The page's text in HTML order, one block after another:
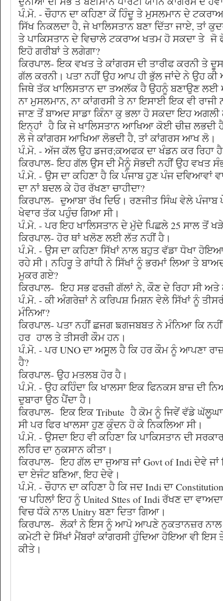
ਪੰ.ਮੋ. - ਚੌਹਾਨ ਦਾ ਕਹਿਣਾ ਕੇਂ ਹਿੰਦੂ ਤੇ ਮੁਸਲਮਾਨ ਦੇ
ਸਿੱਖ ਨਿਕਲਦਾ ਹੈ, ਜੇ ਖਾਲਿਸਤਾਨ ਬਣਾ ਦਿੱਤਾ ਜਾਏ, ਤਾਂ
ਤੇ ਪਾਕਿਸਤਾਨ ਦੇ ਵਿਚਾਲੇ ਟਕਰਾਅ ਖਤਮ ਹੋ ਸਕਦਾ ਤੇ ਜੋ
ਇਹੋ ਗਰੀਬਾਂ ਤੇ ਲਗੇਗਾ?
ਕਿਰਪਾਲ- ਇਕ ਵਖਤ ਤੇ ਕਾਂਗਰਸ ਦੀ ਤਾਰੀਫ ਕਰਨੀ ਤੇ
ਗੱਲ ਕਰਨੀ। ਪਤਾ ਨਹੀਂ ਉਹ ਆਪ ਹੀ ਭੁੱਲ ਜਾਂਦੇ ਨੇ ਉਹ
ਜਿਥੇ ਤੱਕ ਖਾਲਿਸਤਾਨ ਦਾ ਤਅਲੱਕ ਹੈ ਉਹਨੂੰ ਬਣਾਉਣ ਲਈ
ਨਾ ਮੁਸਲਮਾਨ, ਨਾ ਕਾਂਗਰਸੀ ਤੇ ਨਾ ਇਸਾਈ ਇਕ ਵੀ ਰਾਜੀ
ਜਾਣ ਤੋਂ ਬਾਅਦ ਸਾਡਾ ਕਿੰਨਾ ਕੁ ਭਲਾ ਹੋ ਸਕਦਾ ਇਹ
ਇਨ੍ਹਾਂ ਹੈ ਕਿ ਜੇ ਖਾਲਿਸਤਾਨ ਆਖਿਆ ਕੋਈ ਚੀਜ਼ ਲਭਦੀ
ਲੋ ਜੇ ਕਾਂਗਰਸ ਆਖਿਆ ਲੋਭਦੀ ਹੈ, ਤਾਂ ਕਾਂਗਰਸ ਆਖ ਲੋ।
ਪੰ.ਮੋ. - ਅੱਜ ਕੱਲ ਉਹ ਡਜਰ;ਕਅਫਕ ਦਾ ਖੰਡਨ ਕਰ ਰਿਹਾ
ਕਿਰਪਾਲ- ਇਹ ਗੱਲ ਉਸ ਦੀ ਮੈਨੂੰ ਸੋਭਦੀ ਨਹੀਂ ਉਹ ਵਖਤ
ਪੰ.ਮੋ. - ਉਸ ਦਾ ਕਹਿਣਾ ਹੈ ਕਿ ਪੰਜਾਬ ਹੁਣ ਪੰਜ ਦਵਿਆਵਾਂ
ਦਾ ਨਾਂ ਬਦਲ ਕੇ ਹੋਰ ਰੱਖਣਾ ਚਾਹੀਦਾ?
ਕਿਰਪਾਲ- ਦੁਆਬਾ ਰੱਖ ਦਿਓ। ਰਣਜੀਤ ਸਿੰਘ ਵੇਲੇ ਪੰਜਾਬ
ਖੇਵਾਰ ਤੱਕ ਪਹੁੰਚ ਗਿਆ ਸੀ।
ਪੰ.ਮੋ. - ਪਰ ਇਹ ਖਾਲਿਸਤਾਨ ਦੇ ਮੁੱਦੇ ਪਿਛਲੇ 25 ਸਾਲ ਤੋਂ
ਕਿਰਪਾਲ- ਹੋਰ ਥਾਂ ਖਲੋਣ ਲਈ ਲੱਤ ਨਹੀਂ ਹੈ।
ਪੰ.ਮੋ. - ਉਸ ਦਾ ਕਹਿਣਾ ਸਿੱਖਾਂ ਨਾਲ ਬਹੁਤ ਵੱਡਾ ਧੋਖਾ
ਰਹੇ ਸੀ। ਨਹਿਰੂ ਤੇ ਗਾਂਧੀ ਨੇ ਸਿੱਖਾਂ ਨੂੰ ਭਰਮਾਂ ਲਿਆ ਤੇ
ਮੁਕਰ ਗਏ?
ਕਿਰਪਾਲ- ਇਹ ਸਭ ਫਰਜ਼ੀ ਗੱਲਾਂ ਨੇ, ਕੌਣ ਦੇ ਰਿਹਾ ਸੀ ਅਤੇ
ਪੰ.ਮੋ. - ਕੀ ਅੰਗਰੇਜ਼ਾਂ ਨੇ ਕਰਿਪਸ਼ ਮਿਸ਼ਨ ਵੇਲੇ ਸਿੱਖਾਂ ਨੂੰ
ਮੰਨਿਆ?
ਕਿਰਪਾਲ- ਪਤਾ ਨਹੀਂ ਛਜਗ ਙਗਜਬਬਤ ਨੇ ਮੰਨਿਆ ਕਿ
ਹਰ ਹਾਲ ਤੇ ਤੀਸਰੀ ਕੌਮ ਹਨ।
ਪੰ.ਮੋ. - ਪਰ UNO ਦਾ ਅਸੂਲ ਹੈ ਕਿ ਹਰ ਕੌਮ ਨੂੰ ਆਪਣਾ
ਹੈ?
ਕਿਰਪਾਲ- ਉਹ ਮਤਲਬ ਹੋਰ ਹੈ।
ਪੰ.ਮੋ. - ਉਹ ਕਹਿੰਦਾ ਕਿ ਖਾਲਸਾ ਇਕ ਫਿਨਕਸ ਬਾਜ਼ ਦੀ
ਦੁਬਾਰਾ ਉਠ ਪੈਂਦਾ ਹੈ।
ਕਿਰਪਾਲ- ਇਕ ਇਕ Tribute ਹੈ ਕੋਮ ਨੂੰ ਜਿਵੇਂ ਵੱਡੇ
ਸੀ ਪਰ ਫਿਰ ਖਾਲਸਾ ਹੁਣ ਕੁੰਦਨ ਹੋ ਕੇ ਨਿਕਲਿਆ ਸੀ।
ਪੰ.ਮੋ. - ਉਸਦਾ ਇਹ ਵੀ ਕਹਿਣਾ ਕਿ ਪਾਕਿਸਤਾਨ ਦੀ
ਲਹਿਰ ਦਾ ਨੁਕਸਾਨ ਕੀਤਾ।
ਕਿਰਪਾਲ- ਇਹ ਗੱਲ ਦਾ ਜੁਆਬ ਜਾਂ Govt of Indi ਦੇਵੇ ਜਾਂ
ਦਾ ਏਜੰਟ ਬਣਿਆ, ਇਹ ਦੇਵੇ।
ਪੰ.ਮੋ. - ਚੌਹਾਨ ਦਾ ਕਹਿਣਾ ਹੈ ਕਿ ਜਦ Indi ਦਾ
'ਚ ਪਹਿਲਾਂ ਇਹ ਨੂੰ United Sttes of Indi ਰੱਖਣ ਦਾ
ਵਿਚ ਧੱਕੇ ਨਾਲ Unitry ਬਣਾ ਦਿਤਾ ਗਿਆ।
ਕਿਰਪਾਲ- ਲੋਕਾਂ ਨੇ ਇਸ ਨੂੰ ਆਪੋ ਆਪਣੇ ਨੁਕਤਾਨਜ਼ਰ ਨਾਲ
ਕਮੇਟੀ ਦੇ ਸਿੱਖਾਂ ਮੈਂਬਰਾਂ ਕਾਂਗਰਸੀ ਹੁੰਦਿਆ ਹੋਇਆ ਵੀ ਇਸ
ਕੀਤੇ।